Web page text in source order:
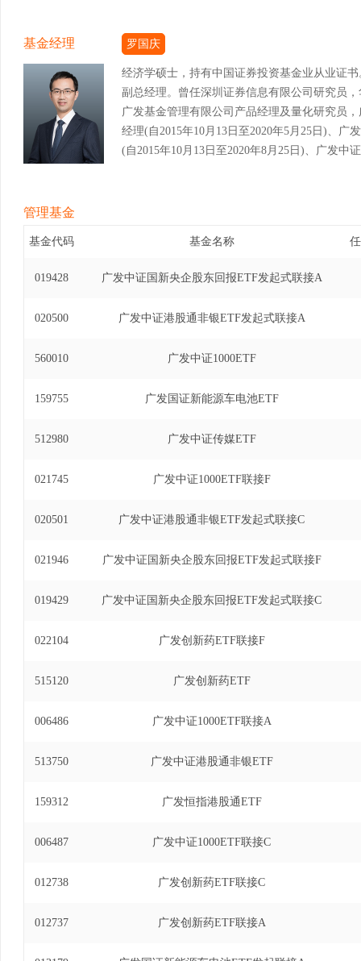
基金经理 罗国庆
经济学硕士，持有中国证券投资基金业从业证
副总经理。曾任深圳证券信息有限公司研究员
广发基金管理有限公司产品经理及量化研究员
经理(自2015年10月13日至2020年5月25日)、广
(自2015年10月13日至2020年8月25日)、广发中
式证券投资基金基金经理(自2018年11月2日至
基金（LOF）基金经理(自2020年8月26日至
港深科技龙头交易型开放式指数证券投资基金
年1月20日至2023年12月13日)、广发中证100
联接基金基金经理(自2021年8月9日至2024年8
交易型开放式指数证券投资基金基金经理(自
管理基金
基金代码 基金名称
019428 广发中证国新央企股东回报ETF发起式联接A
020500 广发中证港股通非银ETF发起式联接A
560010 广发中证1000ETF
159755 广发国证新能源车电池ETF
512980 广发中证传媒ETF
021745 广发中证1000ETF联接F
020501 广发中证港股通非银ETF发起式联接C
021946 广发中证国新央企股东回报ETF发起式联接F
019429 广发中证国新央企股东回报ETF发起式联接C
022104 广发创新药ETF联接F
515120 广发创新药ETF
006486 广发中证1000ETF联接A
513750 广发中证港股通非银ETF
159312 广发恒指港股通ETF
006487 广发中证1000ETF联接C
012738 广发创新药ETF联接C
012737 广发创新药ETF联接A